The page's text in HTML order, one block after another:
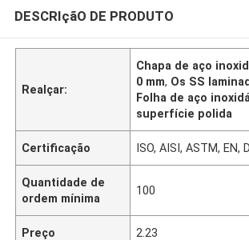
DESCRIçãO DE PRODUTO
Realçar:
Chapa de aço
0 mm, Os SS
Folha de aço
superfície polida
Certificação ISO, AISI, ASTM, EN,
Quantidade de
ordem mínima
100
Preço 2.23